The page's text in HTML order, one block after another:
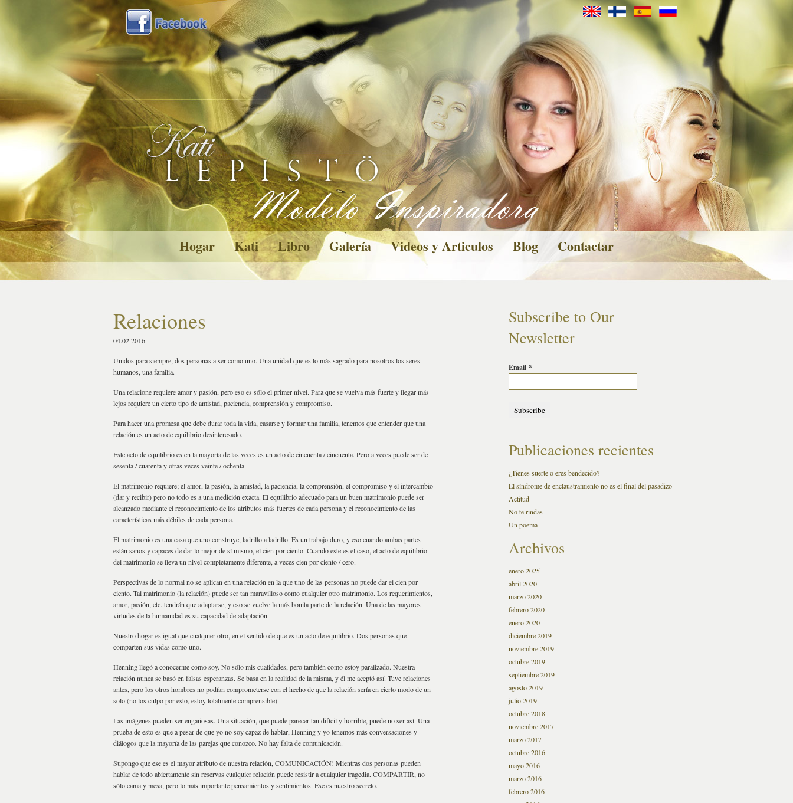
Hogar Kati Libro Galería Videos y Articulos Blog Contactar
Relaciones
04.02.2016
Unidos para siempre, dos personas a ser como uno. Una unidad que es lo más sagrado para nosotros los seres
humanos, una familia.
Una relacione requiere amor y pasión, pero eso es sólo el primer nivel. Para que se vuelva más fuerte y llegar más
lejos requiere un cierto tipo de amistad, paciencia, comprensión y compromiso.
Para hacer una promesa que debe durar toda la vida, casarse y formar una familia, tenemos que entender que una
relación es un acto de equilibrio desinteresado.
Este acto de equilibrio es en la mayoría de las veces es un acto de cincuenta / cincuenta. Pero a veces puede ser de
sesenta / cuarenta y otras veces veinte / ochenta.
El matrimonio requiere; el amor, la pasión, la amistad, la paciencia, la comprensión, el compromiso y el intercambio
(dar y recibir) pero no todo es a una medición exacta. El equilibrio adecuado para un buen matrimonio puede ser
alcanzado mediante el reconocimiento de los atributos más fuertes de cada persona y el reconocimiento de las
características más débiles de cada persona.
El matrimonio es una casa que uno construye, ladrillo a ladrillo. Es un trabajo duro, y eso cuando ambas partes
están sanos y capaces de dar lo mejor de sí mismo, el cien por ciento. Cuando este es el caso, el acto de equilibrio
del matrimonio se lleva un nivel completamente diferente, a veces cien por ciento / cero.
Perspectivas de lo normal no se aplican en una relación en la que uno de las personas no puede dar el cien por
ciento. Tal matrimonio (la relación) puede ser tan maravilloso como cualquier otro matrimonio. Los requerimientos,
amor, pasión, etc. tendrán que adaptarse, y eso se vuelve la más bonita parte de la relación. Una de las mayores
virtudes de la humanidad es su capacidad de adaptación.
Nuestro hogar es igual que cualquier otro, en el sentido de que es un acto de equilibrio. Dos personas que
comparten sus vidas como uno.
Henning llegó a conocerme como soy. No sólo mis cualidades, pero también como estoy paralizado. Nuestra
relación nunca se basó en falsas esperanzas. Se basa en la realidad de la misma, y él me aceptó así. Tuve relaciones
antes, pero los otros hombres no podían comprometerse con el hecho de que la relación sería en cierto modo de un
solo (no los culpo por esto, estoy totalmente comprensible).
Las imágenes pueden ser engañosas. Una situación, que puede parecer tan difícil y horrible, puede no ser así. Una
prueba de esto es que a pesar de que yo no soy capaz de hablar, Henning y yo tenemos más conversaciones y
diálogos que la mayoría de las parejas que conozco. No hay falta de comunicación.
Supongo que ese es el mayor atributo de nuestra relación, COMUNICACIÓN! Mientras dos personas pueden
hablar de todo abiertamente sin reservas cualquier relación puede resistir a cualquier tragedia. COMPARTIR, no
sólo cama y mesa, pero lo más importante pensamientos y sentimientos. Ese es nuestro secreto.
Subscribe to Our
Newsletter
Email *
Publicaciones recientes
¿Tienes suerte o eres bendecido?
El síndrome de enclaustramiento no es el final del pasadizo
Actitud
No te rindas
Un poema
Archivos
enero 2025
abril 2020
marzo 2020
febrero 2020
enero 2020
diciembre 2019
noviembre 2019
octubre 2019
septiembre 2019
agosto 2019
julio 2019
octubre 2018
noviembre 2017
marzo 2017
octubre 2016
mayo 2016
marzo 2016
febrero 2016